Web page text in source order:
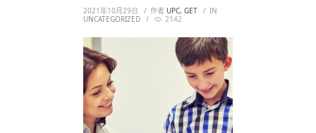
2021年10月29日 作者 UPC, GET
IN
UNCATEGORIZED
2142